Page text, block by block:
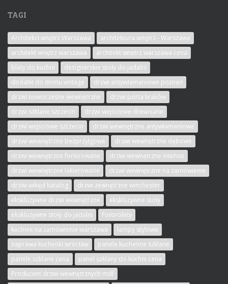
TAGI
Architekci wnętrz Warszawa
architektura wnętrz - Warszawa
architekt wnętrz warszawa
architekt wnętrz warszawa cena
blaty do kuchni
designerskie stoły do jadalni
dodatki do domu vintage
drzwi antywłamaniowe poznań
drzwi nowoczesne wewnętrzne
drzwi porta kraków
drzwi szklane szczecin
drzwi wejściowe drewniane
drzwi wejściowe szczecin
drzwi wewnętrzne antywłamaniowe
drzwi wewnętrzne bezprzylgowe
drzwi wewnętrzne dębowe
drzwi wewnętrzne fornirowane
drzwi wewnętrzne intenso
drzwi wewnętrzne lakierowane
drzwi wewnętrzne na zamówienie
drzwi wikęd katalog
drzwi zewnętrzne winchester
ekskluzywne drzwi wewnętrzne
ekskluzywne stoły
ekskluzywne stoły do jadalni
Fotorolety
kuchnie na zamówienie warszawa
lampy stylowe
naprawa kuchenki wrocław
panele kuchenne szklane
panele szklane cena
panel szklany do kuchni cena
Producent drzwi wewnętrznych mdf